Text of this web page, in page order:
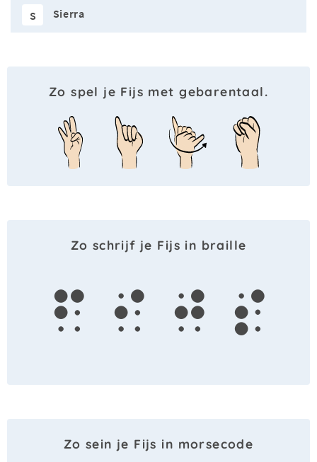
S Sierra
Zo spel je Fijs met gebarentaal.
Zo schrijf je Fijs in braille
f i j s
Zo sein je Fijs in morsecode